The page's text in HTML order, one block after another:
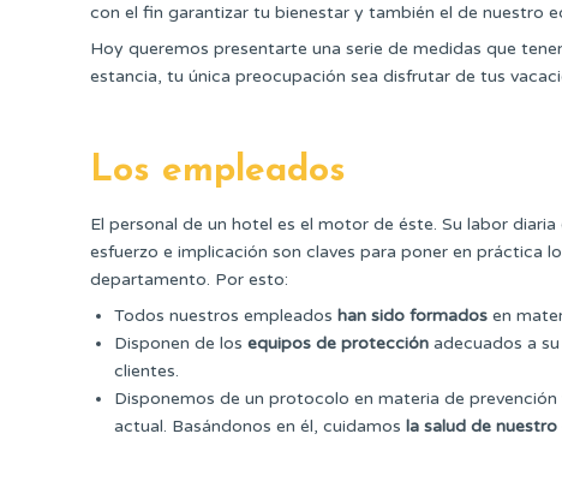
con el fin garantizar tu bienestar y también el de nuestro
Hoy queremos presentarte una serie de medidas que
estancia, tu única preocupación sea disfrutar de tus
Los empleados
El personal de un hotel es el motor de éste. Su labor
esfuerzo e implicación son claves para poner en práctica
departamento. Por esto:
Todos nuestros empleados han sido formados en
Disponen de los equipos de protección adecuados a
clientes.
Disponemos de un protocolo en materia de
actual. Basándonos en él, cuidamos la salud de